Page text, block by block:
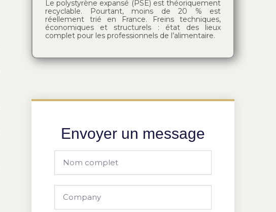
Le polystyrène expansé (PSE) est théoriquement
recyclable. Pourtant, moins de 20 % est
réellement trié en France. Freins techniques,
économiques et structurels : état des lieux
complet pour les professionnels de l’alimentaire.
Envoyer un message